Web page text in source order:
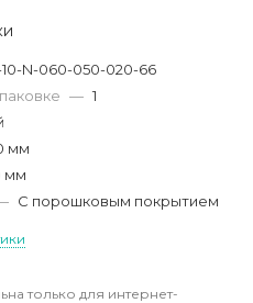
10-N-060-050-020-66
— 1
мм
мм
С порошковым покрытием
только для интернет-